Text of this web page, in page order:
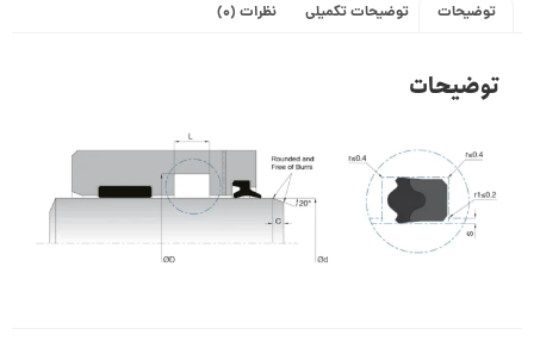
توضیحات توضیحات تکمیلی نظرات (0)
توضیحات